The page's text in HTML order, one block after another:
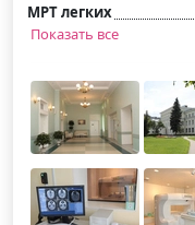
МРТ легких
Показать все